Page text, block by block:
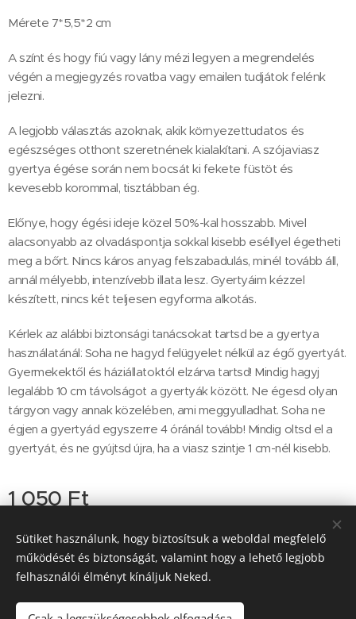
Mérete 7*5,5*2 cm
A színt és hogy fiú vagy lány mézi legyen a megrendelés
végén a megjegyzés rovatba vagy emailen tudjátok felénk
jelezni.
A legjobb választás azoknak, akik környezettudatos és
egészséges otthont szeretnének kialakítani. A szójaviasz
gyertya égése során nem bocsát ki fekete füstöt és
kevesebb korommal, tisztábban ég.
Előnye, hogy égési ideje közel 50%-kal hosszabb. Mivel
alacsonyabb az olvadáspontja sokkal kisebb eséllyel égetheti
meg a bőrt. Nincs káros anyag felszabadulás, minél tovább áll,
annál mélyebb, intenzívebb illata lesz. Gyertyáim kézzel
készített, nincs két teljesen egyforma alkotás.
Kérlek az alábbi biztonsági tanácsokat tartsd be a gyertya
használatánál: Soha ne hagyd felügyelet nélkül az égő gyertyát.
Gyermekektől és háziállatoktól elzárva tartsd! Mindig hagyj
legalább 10 cm távolságot a gyertyák között. Ne égesd olyan
tárgyon vagy annak közelében, ami meggyulladhat. Soha ne
égjen a gyertyád egyszerre 4 óránál tovább! Mindig oltsd el a
gyertyát, és ne gyújtsd újra, ha a viasz szintje 1 cm-nél kisebb.
1 050Ft
2113 Erdőkertes Petőfi S. utca 29.
Sütik
Sütiket használunk, hogy biztosítsuk a weboldal megfelelő
működését és biztonságát, valamint hogy a lehető legjobb
felhasználói élményt kínáljuk Neked.